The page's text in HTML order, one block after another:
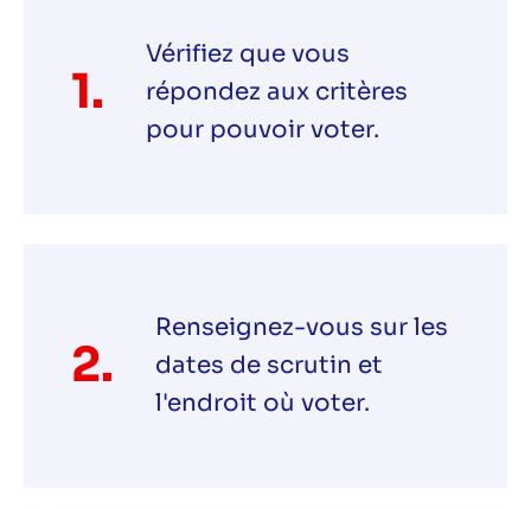
1.
Vérifiez que vous
répondez aux critères
pour pouvoir voter.
2.
Renseignez-vous sur les
dates de scrutin et
l'endroit où voter.